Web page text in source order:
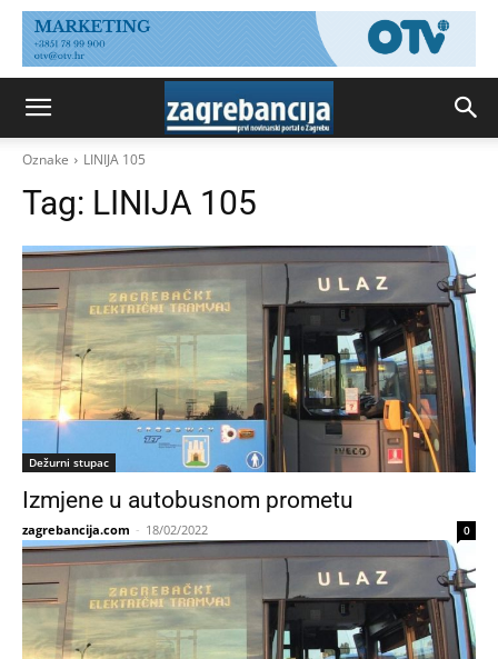
Oznake LINIJA 105
Tag: LINIJA 105
Dežurni stupac
Izmjene u autobusnom prometu
zagrebancija.com - 18/02/2022 0